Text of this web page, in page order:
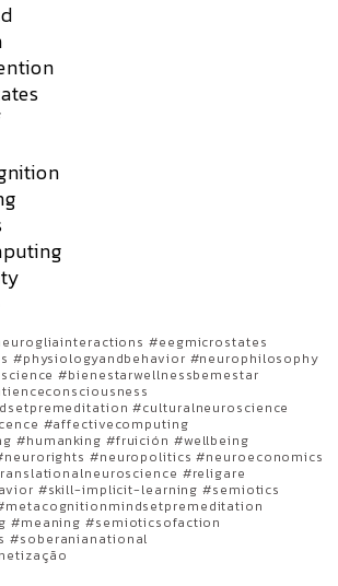
#eegmicrostates
#physiologyandbehavior #neurophilosophy
#bienestarwellnessbemestar
#culturalneuroscience
#affectivecomputing
#humanking #fruición #wellbeing
#neuropolitics #neuroeconomics
#religare
#skill-implicit-learning #semiotics
#meaning #semioticsofaction
#soberanianational